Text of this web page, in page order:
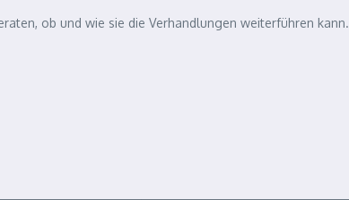
ob und wie sie die Verhandlungen weiterführen kann.